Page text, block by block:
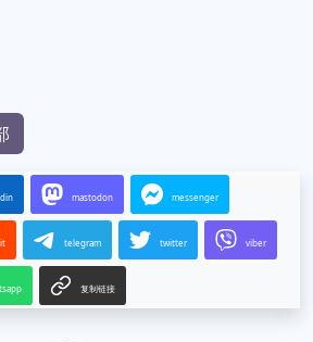
mastodon messenger
telegram twitter viber
复制链接